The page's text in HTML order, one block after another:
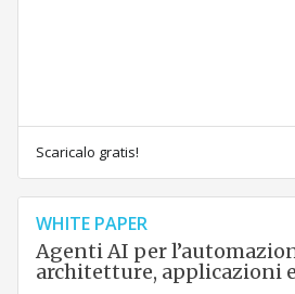
Scaricalo gratis!
WHITE PAPER
Agenti AI per
architetture, applicazioni